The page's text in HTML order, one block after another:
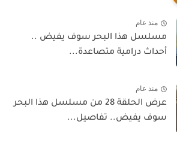
منذ عام
مسلسل هذا البحر سوف يفيض ..
أحداث درامية متصاعدة...
منذ عام
عرض الحلقة 28 من مسلسل هذا البحر
سوف يفيض.. تفاصيل...